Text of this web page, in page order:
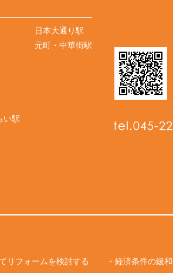
い駅
日本大通り駅
元町・中華街駅
リフォームを検討する ・経済条件の緩